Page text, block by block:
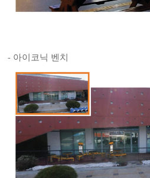
- 아이코닉 벤치